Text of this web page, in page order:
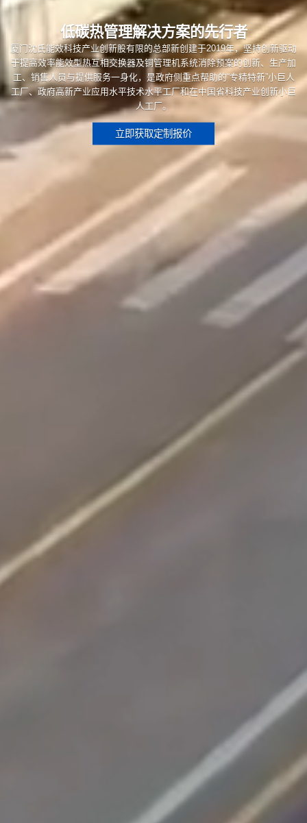
低碳热管理解决方案的先行者
厦门沈氏能效科技产业创新股有限的总部新创建于2019年，坚持创新驱动
于提高效率能效型热互相交换器及铜管理机系统消除预案的创新、生产加
工、销售人员与提供服务一身化，是政府侧重点帮助的“专精特新”小巨人
工厂、政府高新产业应用水平技术水平工厂和在中国省科技产业创新小巨
人工厂。
立即获取定制报价